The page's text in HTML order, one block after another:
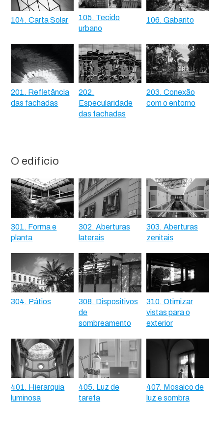
104. Carta Solar
105. Tecido
urbano
106. Gabarito
201. Refletância
das fachadas
202.
Especularidade
das fachadas
203. Conexão
com o entorno
O edifício
301. Forma e
planta
302. Aberturas
laterais
303. Aberturas
zenitais
304. Pátios
308. Dispositivos
de
sombreamento
310. Otimizar
vistas para o
exterior
401. Hierarquia
luminosa
405. Luz de
tarefa
407. Mosaico de
luz e sombra